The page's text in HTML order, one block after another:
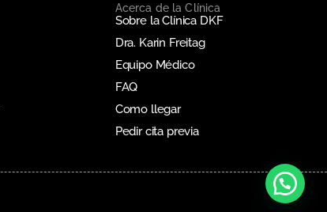
Acerca de la Clínica
Sobre la Clínica DKF
Dra. Karin Freitag
Equipo Médico
FAQ
Como llegar
Pedir cita previa